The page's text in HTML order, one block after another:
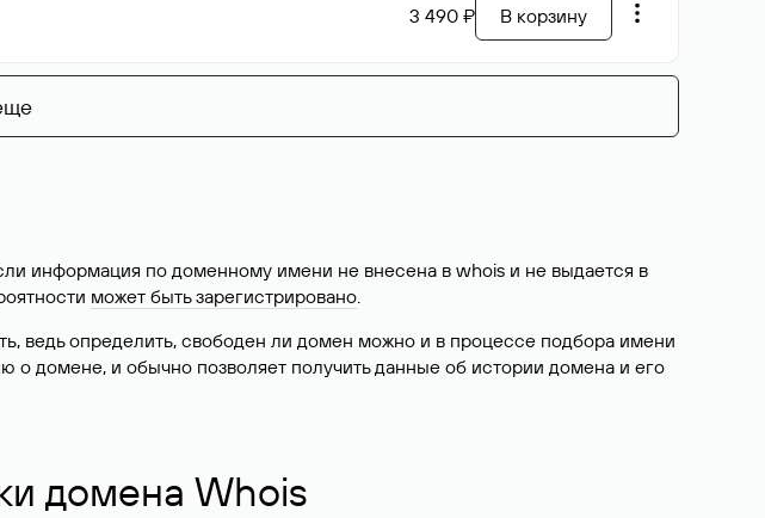
3 490 ₽ В корзину
информация по доменному имени не внесена в whois и не выдается в
может быть зарегистрировано.
ведь определить, свободен ли домен можно и в процессе подбора имени
домене, и обычно позволяет получить данные об истории домена и его
домена Whois